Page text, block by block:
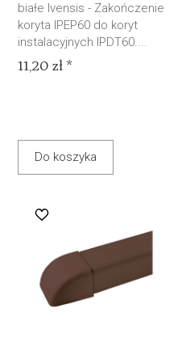
białe Ivensis - Zakończenie
koryta IPEP60 do koryt
instalacyjnych IPDT60....
11,20 zł *
Do koszyka